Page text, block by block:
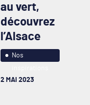
au vert,
découvrez
l’Alsace
Nos
2 MAI 2023